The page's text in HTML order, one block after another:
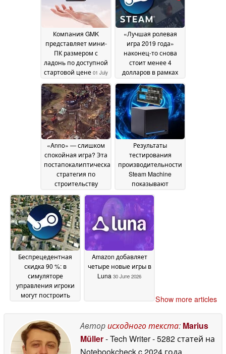
Компания GMK
представляет мини-
ПК размером с
ладонь по доступной
стартовой цене 01 July
2026
«Лучшая ролевая
игра 2019 года»
наконец-то снова
стоит менее 4
долларов в рамках
Steam01 July 2026
«Anno» — слишком
спокойная игра? Эта
постапокалиптическая
стратегия по
строительству
стоит всего 2,50
доллара вместо 25
долларов в Steam01
July 2026
Результаты
тестирования
производительности
Steam Machine
показывают
производительности
на 20 % при
отсутствии
двухканальной
памяти 01 July 2026
Беспрецедентная
скидка 90 %: в
симуляторе
управления игроки
могут построить
доллара30 June 2026
Amazon добавляет
четыре новые игры в
Luna 30 June 2026
Show more articles
Авторисходного текста: Marius
Müller- Tech Writer- 5282 статей на
Notebookcheckc 2024 года